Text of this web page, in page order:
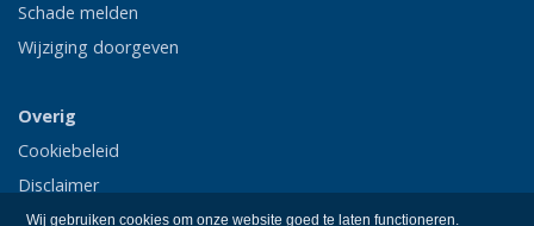
Wij gebruiken cookies om onze website goed te laten functioneren.
Schade melden
Wijziging doorgeven
Overig
Cookiebeleid
Disclaimer
Privacy